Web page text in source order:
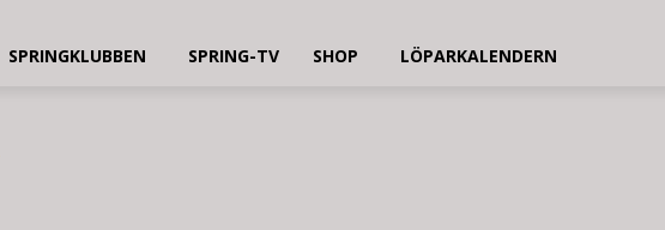
SPRINGKLUBBEN SPRING-TV SHOP LÖPARKALENDERN